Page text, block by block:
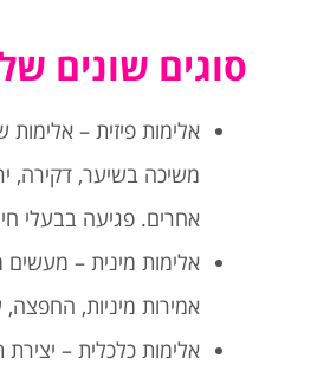
סוגים שונים
אלימות פיזית – אלימות
משיכה בשיער, דקירה,
אחרים. פגיעה בבעלי
אלימות מינית – מעשים
אמירות מיניות, החפצה,
אלימות כלכלית –